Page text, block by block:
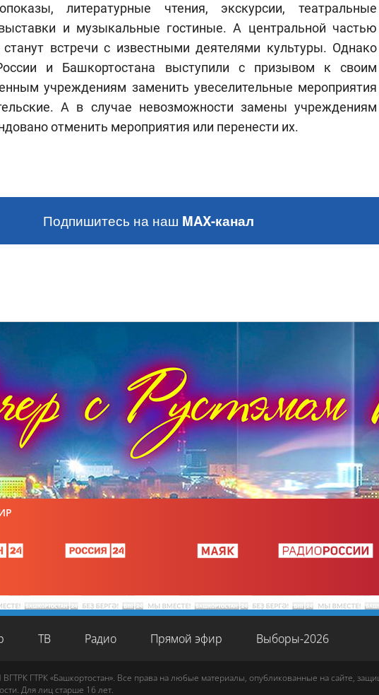
литературные чтения, экскурсии, театральные
и музыкальные гостиные. А центральной частью
станут встречи с известными деятелями культуры. Однако
и Башкортостана выступили с призывом к своим
учреждениям заменить увеселительные мероприятия
А в случае невозможности замены учреждениям
отменить мероприятия или перенести их.
Подпишитесь на наш MAX-канал
ТВ Радио Прямой эфир Выборы-2026
ГТРК «Башкортостан». Все права на любые материалы, опубликованные на сайте,
Для лиц старше 16 лет.